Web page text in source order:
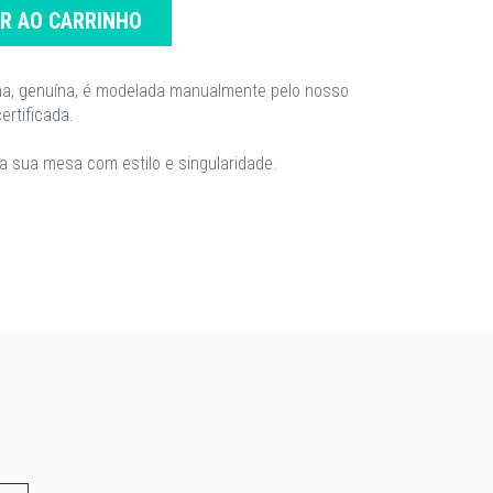
AO CARRINHO
genuína, é modelada manualmente pelo nosso
sua mesa com estilo e singularidade.